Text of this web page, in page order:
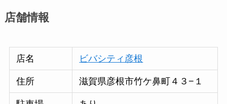
店舗情報
店名 ビバシティ彦根
住所 滋賀県彦根市竹ケ鼻町４３−１